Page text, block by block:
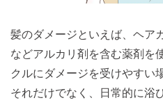
髪のダメージといえば、ヘア
などアルカリ剤を含む薬剤を
クルにダメージを受けやすい
それだけでなく、日常的に浴